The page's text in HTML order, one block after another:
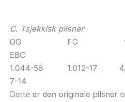
C. Tsjekkisk pilsner
OG FG
EBC
1.044-56 1.012-17
7-14
Dette er den originale pilsner